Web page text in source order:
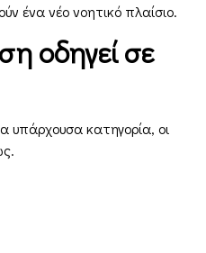
ένα νέο νοητικό πλαίσιο.
οδηγεί σε
υπάρχουσα κατηγορία, οι